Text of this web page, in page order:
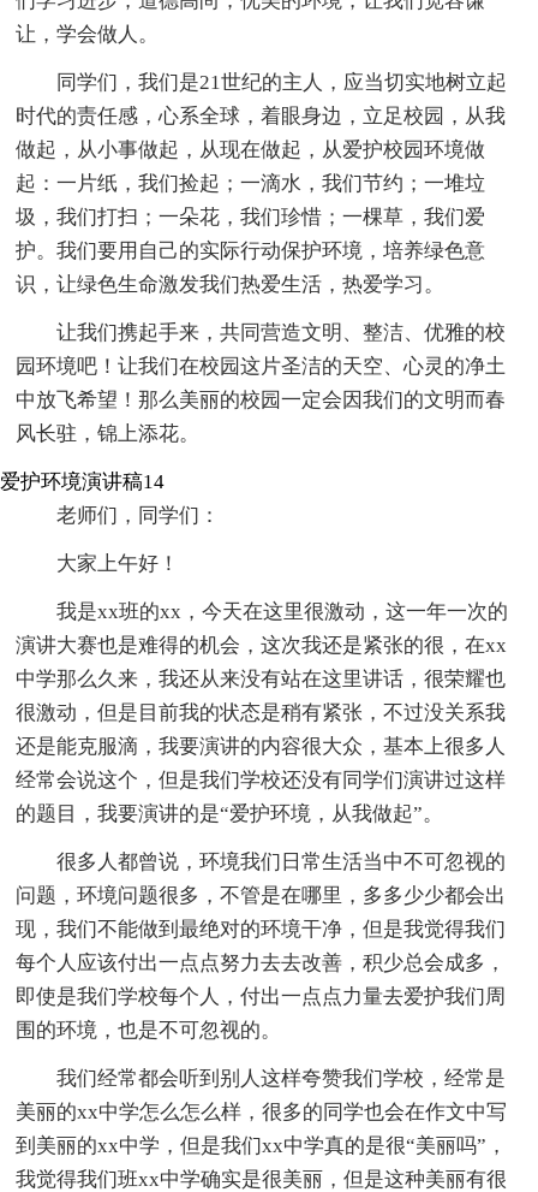
让，学会做人。
同学们，我们是21世纪的主人，应当切实地树立起
时代的责任感，心系全球，着眼身边，立足校园，从我
做起，从小事做起，从现在做起，从爱护校园环境做
起：一片纸，我们捡起；一滴水，我们节约；一堆垃
圾，我们打扫；一朵花，我们珍惜；一棵草，我们爱
护。我们要用自己的实际行动保护环境，培养绿色意
识，让绿色生命激发我们热爱生活，热爱学习。
让我们携起手来，共同营造文明、整洁、优雅的校
园环境吧！让我们在校园这片圣洁的天空、心灵的净土
中放飞希望！那么美丽的校园一定会因我们的文明而春
风长驻，锦上添花。
爱护环境演讲稿14
老师们，同学们：
大家上午好！
我是xx班的xx，今天在这里很激动，这一年一次的
演讲大赛也是难得的机会，这次我还是紧张的很，在xx
中学那么久来，我还从来没有站在这里讲话，很荣耀也
很激动，但是目前我的状态是稍有紧张，不过没关系我
还是能克服滴，我要演讲的内容很大众，基本上很多人
经常会说这个，但是我们学校还没有同学们演讲过这样
的题目，我要演讲的是“爱护环境，从我做起”。
很多人都曾说，环境我们日常生活当中不可忽视的
问题，环境问题很多，不管是在哪里，多多少少都会出
现，我们不能做到最绝对的环境干净，但是我觉得我们
每个人应该付出一点点努力去去改善，积少总会成多，
即使是我们学校每个人，付出一点点力量去爱护我们周
围的环境，也是不可忽视的。
我们经常都会听到别人这样夸赞我们学校，经常是
美丽的xx中学怎么怎么样，很多的同学也会在作文中写
到美丽的xx中学，但是我们xx中学真的是很“美丽吗”，
我觉得我们班xx中学确实是很美丽，但是这种美丽有很